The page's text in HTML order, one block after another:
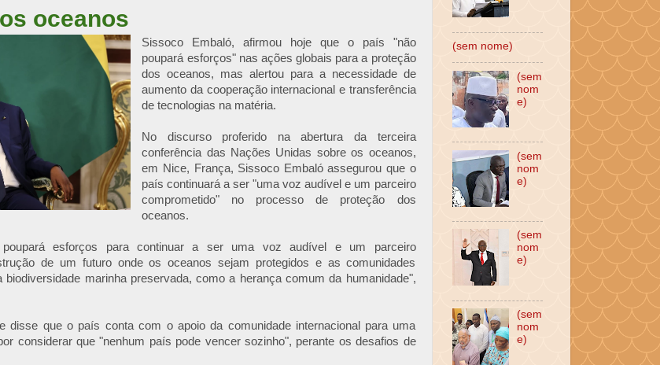
oceanos
Sissoco Embaló, afirmou hoje que o país "não
poupará esforços" nas ações globais para a proteção
dos oceanos, mas alertou para a necessidade de
aumento da cooperação internacional e transferência
de tecnologias na matéria.
No discurso proferido na abertura da terceira
conferência das Nações Unidas sobre os oceanos,
em Nice, França, Sissoco Embaló assegurou que o
país continuará a ser "uma voz audível e um parceiro
comprometido" no processo de proteção dos
oceanos.
poupará esforços para continuar a ser uma voz audível e um parceiro
de um futuro onde os oceanos sejam protegidos e as comunidades
biodiversidade marinha preservada, como a herança comum da humanidade",
disse que o país conta com o apoio da comunidade internacional para uma
considerar que "nenhum país pode vencer sozinho", perante os desafios de
(sem nome)
(sem
nom
e)
(sem
nom
e)
(sem
nom
e)
(sem
nom
e)